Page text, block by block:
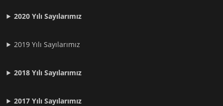
2020 Yılı Sayılarımız
2019 Yılı Sayılarımız
2018 Yılı Sayılarımız
2017 Yılı Sayılarımız